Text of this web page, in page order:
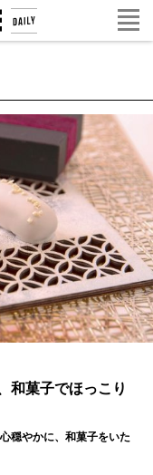
和菓子でほっこり
穏やかに、和菓子をいた